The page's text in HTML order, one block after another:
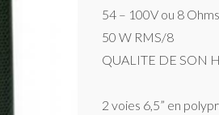
54 – 100V ou 8 Ohms
50 W RMS/8
QUALITE DE SON
2 voies 6,5” en